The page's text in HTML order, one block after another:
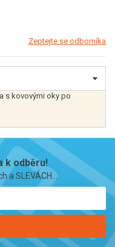
Zeptejte se odborníka
s kovovými oky po
k odběru!
a SLEVÁCH...